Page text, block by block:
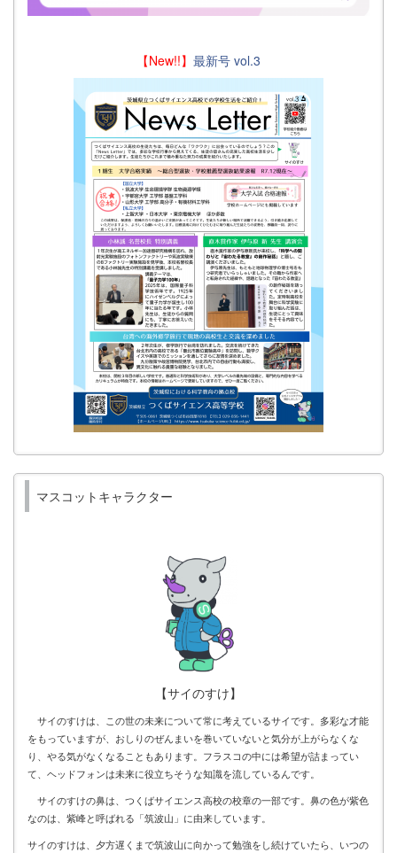
【New!!】 最新号 vol.3
マスコットキャラクター
【サイのすけ】
サイのすけは、この世の未来について常に考えているサイです。多彩な才能
をもっていますが、おしりのぜんまいを巻いていないと気分が上がらなくな
り、やる気がなくなることもあります。フラスコの中には希望が詰まってい
て、ヘッドフォンは未来に役立ちそうな知識を流しているんです。
サイのすけの鼻は、つくばサイエンス高校の校章の一部です。鼻の色が紫色
なのは、紫峰と呼ばれる「筑波山」に由来しています。
サイのすけは、夕方遅くまで筑波山に向かって勉強をし続けていたら、いつの